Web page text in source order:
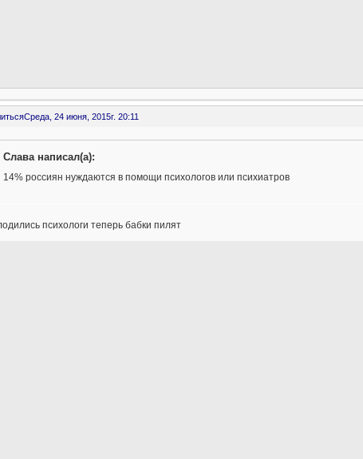
Среда, 24 июня, 2015г. 20:11
Слава написал(а):
14% россиян нуждаются в помощи психологов или психиатров
психологи теперь бабки пилят